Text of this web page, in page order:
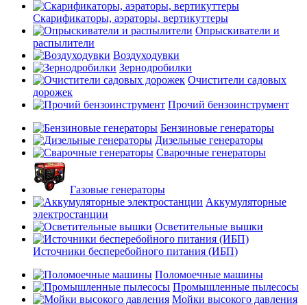
Скарификаторы, аэраторы, вертикуттеры
Опрыскиватели и
распылители
Воздуходувки
Зернодробилки
Очистители садовых
дорожек
Прочий бензоинструмент
Бензиновые генераторы
Дизельные генераторы
Сварочные генераторы
Газовые генераторы
Аккумуляторные
электростанции
Осветительные вышки
Источники бесперебойного питания (ИБП)
Поломоечные машины
Промышленные пылесосы
Мойки высокого давления